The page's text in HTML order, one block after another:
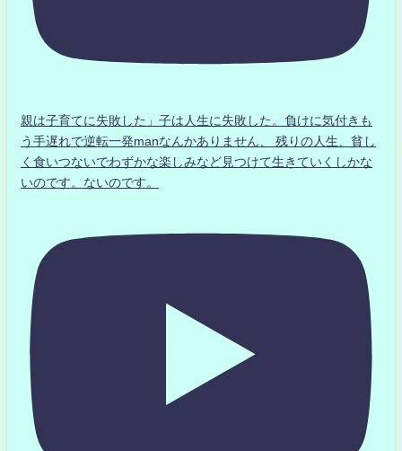
親は子育てに失敗した」子は人生に失敗した。負けに気付きも
う手遅れで逆転一発manなんかありません、 残りの人生、貧し
く食いつないでわずかな楽しみなど見つけて生きていくしかな
いのです。ないのです。